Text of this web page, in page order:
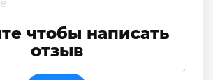
чтобы написать
отзыв